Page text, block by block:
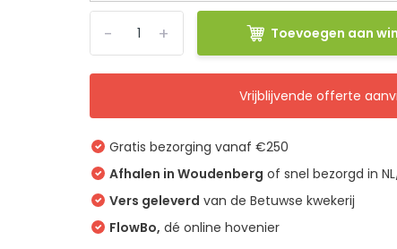
+
- Toevoegen aan
Vrijblijvende offerte
Gratis bezorging vanaf €250
Afhalen in Woudenberg of snel bezorgd in
Vers geleverd van de Betuwse kwekerij
FlowBo, dé online hovenier